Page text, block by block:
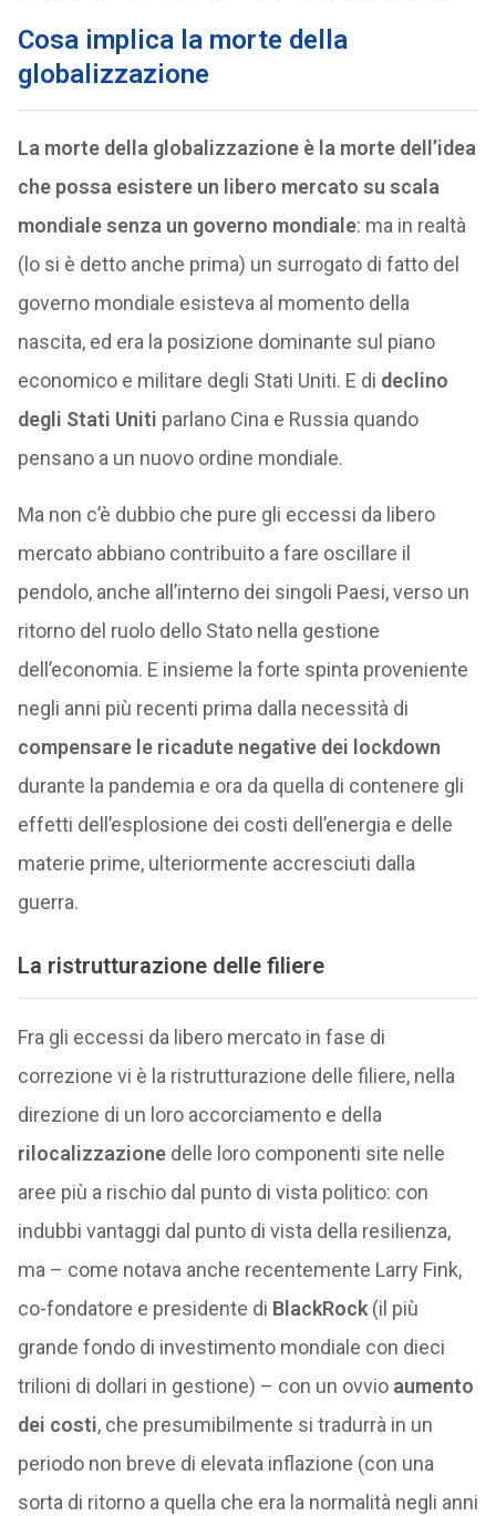
Cosa implica la morte della
globalizzazione
La morte della globalizzazione è la morte dell’idea
che possa esistere un libero mercato su scala
mondiale senza un governo mondiale: ma in realtà
(lo si è detto anche prima) un surrogato di fatto del
governo mondiale esisteva al momento della
nascita, ed era la posizione dominante sul piano
economico e militare degli Stati Uniti. E di declino
degli Stati Uniti parlano Cina e Russia quando
pensano a un nuovo ordine mondiale.
Ma non c’è dubbio che pure gli eccessi da libero
mercato abbiano contribuito a fare oscillare il
pendolo, anche all’interno dei singoli Paesi, verso un
ritorno del ruolo dello Stato nella gestione
dell’economia. E insieme la forte spinta proveniente
negli anni più recenti prima dalla necessità di
compensare le ricadute negative dei lockdown
durante la pandemia e ora da quella di contenere gli
effetti dell’esplosione dei costi dell’energia e delle
materie prime, ulteriormente accresciuti dalla
guerra.
La ristrutturazione delle filiere
Fra gli eccessi da libero mercato in fase di
correzione vi è la ristrutturazione delle filiere, nella
direzione di un loro accorciamento e della
rilocalizzazionedelle loro componenti site nelle
aree più a rischio dal punto di vista politico: con
indubbi vantaggi dal punto di vista della resilienza,
ma – come notava anche recentemente Larry Fink,
co-fondatore e presidente di BlackRock(il più
grande fondo di investimento mondiale con dieci
trilioni di dollari in gestione) – con un ovvio aumento
dei costi, che presumibilmente si tradurrà in un
periodo non breve di elevata inflazione (con una
sorta di ritorno a quella che era la normalità negli anni